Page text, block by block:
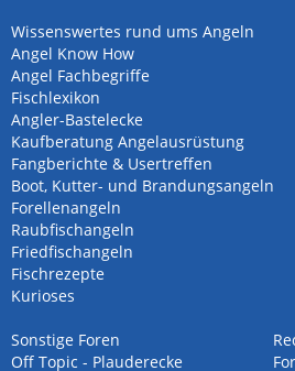
Wissenswertes rund ums Angeln
Angel Know How
Angel Fachbegriffe
Fischlexikon
Angler-Bastelecke
Kaufberatung Angelausrüstung
Fangberichte & Usertreffen
Boot, Kutter- und Brandungsangeln
Forellenangeln
Raubfischangeln
Friedfischangeln
Fischrezepte
Kurioses
Sonstige Foren
Off Topic - Plauderecke